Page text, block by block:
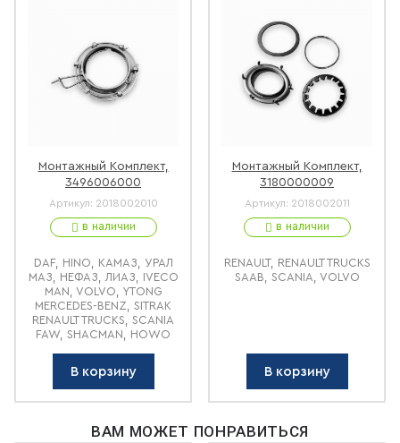
Монтажный Комплект,
3496006000
Артикул: 2018002010
в наличии
DAF, HINO, КАМАЗ, УРАЛ
МАЗ, НЕФАЗ, ЛИАЗ, IVECO
MAN, VOLVO, YTONG
MERCEDES-BENZ, SITRAK
RENAULT TRUCKS, SCANIA
FAW, SHACMAN, HOWO
В корзину
Монтажный Комплект,
3180000009
Артикул: 2018002011
в наличии
RENAULT, RENAULT TRUCKS
SAAB, SCANIA, VOLVO
В корзину
ВАМ МОЖЕТ ПОНРАВИТЬСЯ